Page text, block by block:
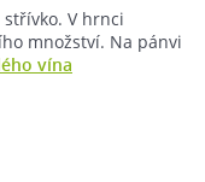
V hrnci
množství. Na pánvi
vína